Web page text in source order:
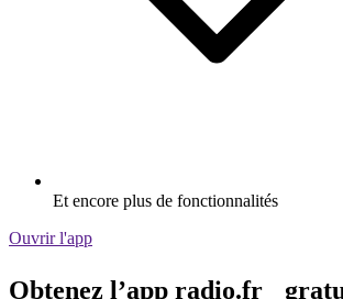
Et encore plus de fonctionnalités
Ouvrir l'app
Obtenez l’app radio.fr